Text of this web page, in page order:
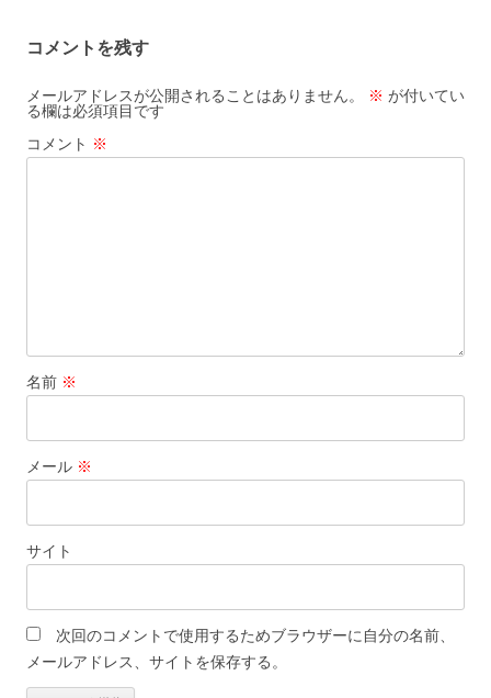
コメントを残す
メールアドレスが公開されることはありません。 ※ が付いてい
る欄は必須項目です
コメント ※
名前 ※
メール ※
サイト
次回のコメントで使用するためブラウザーに自分の名前、
メールアドレス、サイトを保存する。